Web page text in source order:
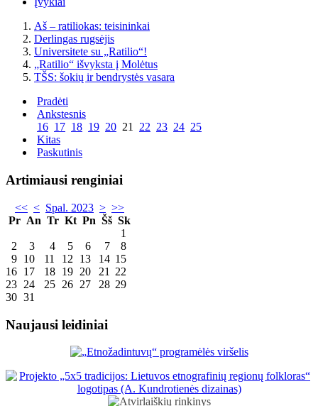
Aš – ratiliokas: teisininkai
Derlingas rugsėjis
Universitete su „Ratilio“!
„Ratilio“ išvyksta į Molėtus
TŠS: šokių ir bendrystės vasara
Pradėti
Ankstesnis
16 17 18 19 20 21 22 23 24 25
Kitas
Paskutinis
Artimiausi renginiai
<< < Spal. 2023 > >>
Pr An Tr Kt Pn Šš Sk
1
2
3 4 5 6 7
8
9 10 11 12 13 14 15
16 17 18 19 20 21
22
23 24 25 26 27 28 29
30 31
Naujausi leidiniai